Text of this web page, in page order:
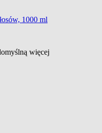
1000 ml
więcej